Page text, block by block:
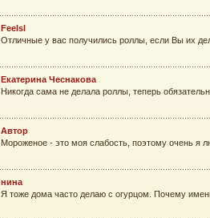
Feelsl
Отличные у вас получились роллы, если Вы их
Екатерина Чеснакова
Никогда сама не делала роллы, теперь
Автор
Мороженое - это моя слабость, поэтому очень я
нина
Я тоже дома часто делаю с огурцом. Почему